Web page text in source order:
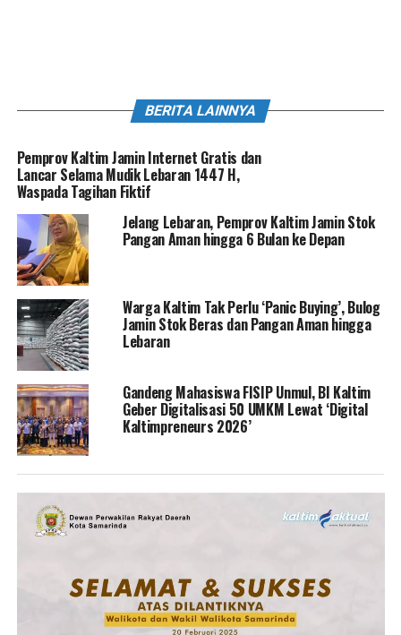
BERITA LAINNYA
Pemprov Kaltim Jamin Internet Gratis dan
Lancar Selama Mudik Lebaran 1447 H,
Waspada Tagihan Fiktif
Jelang Lebaran, Pemprov Kaltim Jamin Stok
Pangan Aman hingga 6 Bulan ke Depan
Warga Kaltim Tak Perlu ‘Panic Buying’, Bulog
Jamin Stok Beras dan Pangan Aman hingga
Lebaran
Gandeng Mahasiswa FISIP Unmul, BI Kaltim
Geber Digitalisasi 50 UMKM Lewat ‘Digital
Kaltimpreneurs 2026’